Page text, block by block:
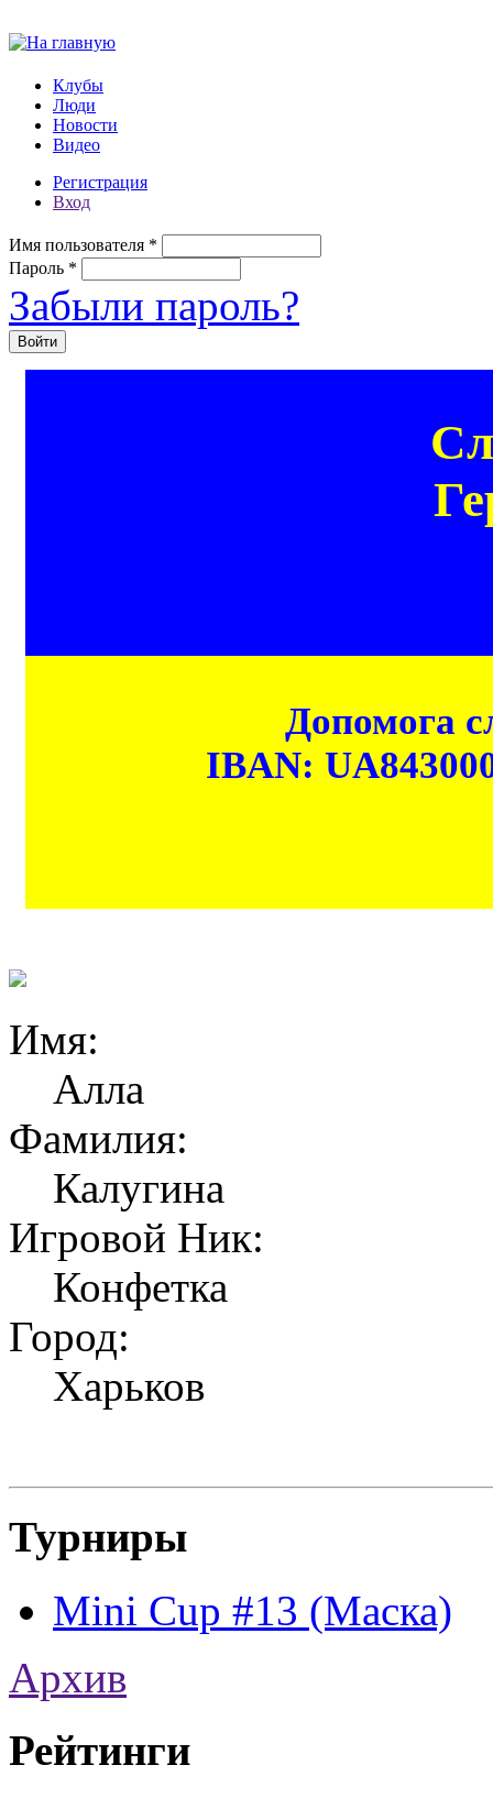
Клубы
Люди
Новости
Видео
Регистрация
Вход
Имя пользователя *
Пароль *
Забыли пароль?
Допомога
IBAN:
Имя:
Алла
Фамилия:
Калугина
Игровой Ник:
Конфетка
Город:
Харьков
Турниры
Mini Cup #13 (Маска)
Архив
Рейтинги